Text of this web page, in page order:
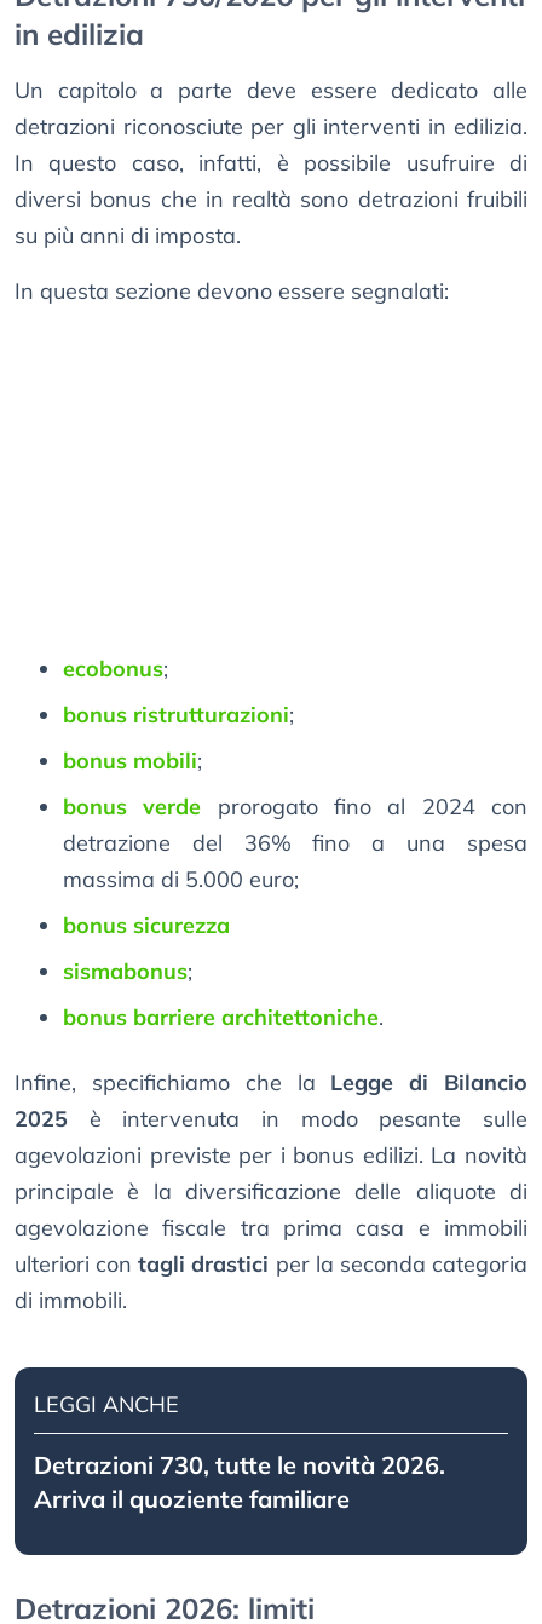
in edilizia
Un capitolo a parte deve essere dedicato alle
detrazioni riconosciute per gli interventi in edilizia.
In questo caso, infatti, è possibile usufruire di
diversi bonus che in realtà sono detrazioni fruibili
su più anni di imposta.
In questa sezione devono essere segnalati:
ecobonus;
bonus ristrutturazioni;
bonus mobili;
bonus verde prorogato fino al 2024 con
detrazione del 36% fino a una spesa
massima di 5.000 euro;
bonus sicurezza
sismabonus;
bonus barriere architettoniche.
Infine, specifichiamo che la Legge di Bilancio
2025 è intervenuta in modo pesante sulle
agevolazioni previste per i bonus edilizi. La novità
principale è la diversificazione delle aliquote di
agevolazione fiscale tra prima casa e immobili
ulteriori contagli drastici per la seconda categoria
di immobili.
LEGGI ANCHE
Detrazioni 730, tutte le novità 2026.
Arriva il quoziente familiare
Detrazioni 2026: limiti